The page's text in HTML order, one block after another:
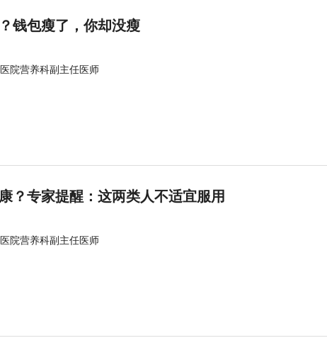
钱包瘦了，你却没瘦
院营养科副主任医师
？专家提醒：这两类人不适宜服用
院营养科副主任医师